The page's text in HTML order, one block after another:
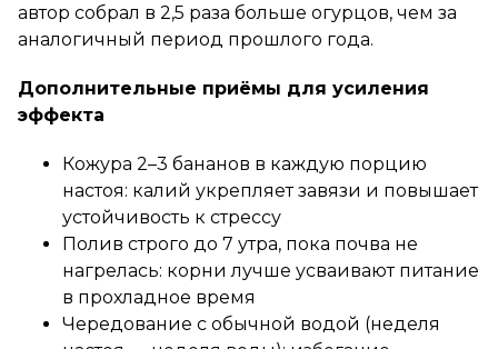
автор собрал в 2,5 раза больше огурцов, чем за
аналогичный период прошлого года.
Дополнительные приёмы для усиления
эффекта
Кожура 2–3 бананов в каждую порцию
настоя: калий укрепляет завязи и повышает
устойчивость к стрессу
Полив строго до 7 утра, пока почва не
нагрелась: корни лучше усваивают питание
в прохладное время
Чередование с обычной водой (неделя